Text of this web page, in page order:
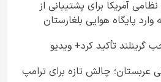
آمریکا برای پشتیبانی از
پایگاه هوایی بلغارستان
گرینلند تأکید کرد+ ویدیو
عربستان؛ چالش تازه برای ترامپ